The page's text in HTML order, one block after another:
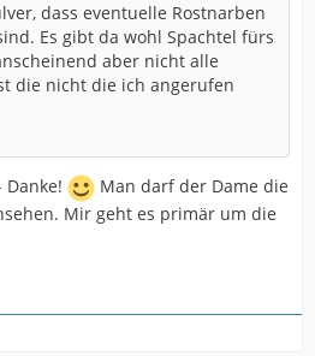
dass eventuelle Rostnarben
Es gibt da wohl Spachtel fürs
aber nicht alle
die nicht die ich angerufen
Danke!
Man darf der Dame die
Mir geht es primär um die